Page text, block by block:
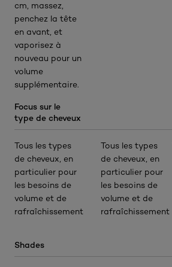
cm, massez,
penchez la tête
en avant, et
vaporisez à
nouveau pour un
volume
supplémentaire.
Focus sur le
type de cheveux
Tous les types
de cheveux, en
particulier pour
les besoins de
volume et de
rafraîchissement
Shades
Tous les types
de cheveux, en
particulier pour
les besoins de
volume et de
rafraîchissement